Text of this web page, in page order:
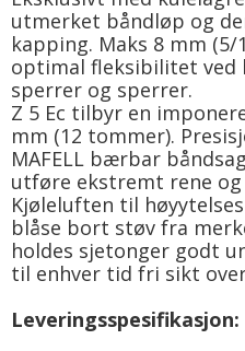
utmerket båndløp og
kapping. Maks 8 mm
optimal fleksibilitet ved
sperrer og sperrer.
Z 5 Ec tilbyr en
mm (12 tommer).
MAFELL bærbar
utføre ekstremt rene
Kjøleluften til
blåse bort støv fra
holdes sjetonger godt
til enhver tid fri sikt
Leveringsspesifikasjon: